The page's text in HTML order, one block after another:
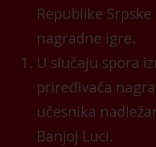
Republike
nagradne igre.
U slučaju spora
priređivača
učesnika
Banjoj Luci.